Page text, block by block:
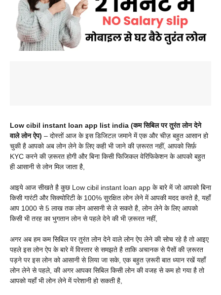
Low cibil instant loan app list india (कम सिबिल पर तुरंत लोन देने
वाले लोन ऐप) – दोस्तों आज के इस डिजिटल जमाने में एक और चीज़ बहुत आसान हो
चुकी है आपको अब लोन लेने के लिए कही भी जाने की ज़रूरत नहीं, आपको सिर्फ़
KYC करने की ज़रूरत होगी और बिना किसी फिजिकल वेरिफिकेशन के आपको बहुत
ही आसानी से लोन मिल जाता है,
आइये आज सीखते है कुछ Low cibil instant loan app के बारे में जो आपको बिना
किसी गारंटी और सिक्योरिटी के 100% सुरक्षित लोन लेने में आपकी मदद करते है, यहाँ
आप 1000 से 5 लाख तक लोन आसानी से ले सकते है, लोन लेने के लिए आपको
किसी भी तरह का भुगतान लोन से पहले देने की भी ज़रूरत नहीं,
अगर अब हम कम सिबिल पर तुरंत लोन देने वाले लोन ऐप लेने की सोच रहे है तो आइए
पहले इस लोन ऐप के बारे में विस्तार से समझते है ताकि अचानक से पैसों की ज़रूरत
पड़ने पर इस लोन को आसानी से लिया जा सके, एक बहुत ज़रूरी बात ध्यान रखें यहाँ
लोन लेने से पहले, की अगर आपका सिबिल किसी लोन की वजह से कम हो गया है तो
आपको यहाँ भी लोन लेने में परेशानी हो सकती है,